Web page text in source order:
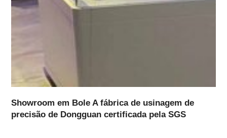
Showroom em Bole A fábrica de usinagem de
precisão de Dongguan certificada pela SGS